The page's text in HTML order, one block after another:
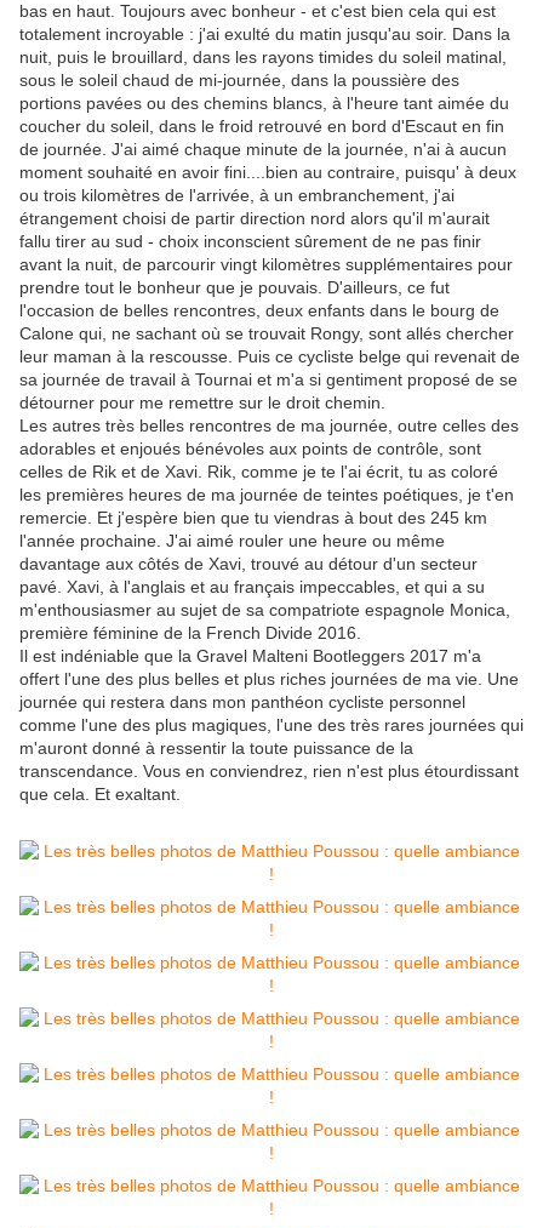
bas en haut. Toujours avec bonheur - et c'est bien cela qui est
totalement incroyable : j'ai exulté du matin jusqu'au soir. Dans la
nuit, puis le brouillard, dans les rayons timides du soleil matinal,
sous le soleil chaud de mi-journée, dans la poussière des
portions pavées ou des chemins blancs, à l'heure tant aimée du
coucher du soleil, dans le froid retrouvé en bord d'Escaut en fin
de journée. J'ai aimé chaque minute de la journée, n'ai à aucun
moment souhaité en avoir fini....bien au contraire, puisqu' à deux
ou trois kilomètres de l'arrivée, à un embranchement, j'ai
étrangement choisi de partir direction nord alors qu'il m'aurait
fallu tirer au sud - choix inconscient sûrement de ne pas finir
avant la nuit, de parcourir vingt kilomètres supplémentaires pour
prendre tout le bonheur que je pouvais. D'ailleurs, ce fut
l'occasion de belles rencontres, deux enfants dans le bourg de
Calone qui, ne sachant où se trouvait Rongy, sont allés chercher
leur maman à la rescousse. Puis ce cycliste belge qui revenait de
sa journée de travail à Tournai et m'a si gentiment proposé de se
détourner pour me remettre sur le droit chemin.
Les autres très belles rencontres de ma journée, outre celles des
adorables et enjoués bénévoles aux points de contrôle, sont
celles de Rik et de Xavi. Rik, comme je te l'ai écrit, tu as coloré
les premières heures de ma journée de teintes poétiques, je t'en
remercie. Et j'espère bien que tu viendras à bout des 245 km
l'année prochaine. J'ai aimé rouler une heure ou même
davantage aux côtés de Xavi, trouvé au détour d'un secteur
pavé. Xavi, à l'anglais et au français impeccables, et qui a su
m'enthousiasmer au sujet de sa compatriote espagnole Monica,
première féminine de la French Divide 2016.
Il est indéniable que la Gravel Malteni Bootleggers 2017 m'a
offert l'une des plus belles et plus riches journées de ma vie. Une
journée qui restera dans mon panthéon cycliste personnel
comme l'une des plus magiques, l'une des très rares journées qui
m'auront donné à ressentir la toute puissance de la
transcendance. Vous en conviendrez, rien n'est plus étourdissant
que cela. Et exaltant.